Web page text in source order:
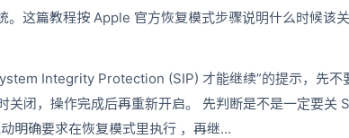
。这篇教程按 Apple 官方恢复模式步骤说明什么时候
Integrity Protection (SIP) 才能继续”的提示，先
闭，操作完成后再重新开启。 先判断是不是一定要关
明确要求在恢复模式里执行 ，再继…